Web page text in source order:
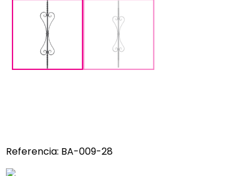
Referencia: BA-009-28